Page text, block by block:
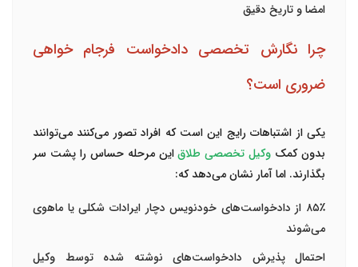
امضا و تاریخ دقیق
چرا نگارش تخصصی دادخواست فرجام خواهی
ضروری است؟
یکی از اشتباهات رایج این است که افراد تصور می‌کنند می‌توانند
بدون کمک وکیل تخصصی طلاقاین مرحله حساس را پشت سر
بگذارند. اما آمار نشان می‌دهد که:
۸۵٪ از دادخواست‌های خودنویس دچار ایرادات شکلی یا ماهوی
می‌شوند
احتمال پذیرش دادخواست‌های نوشته شده توسط وکیل